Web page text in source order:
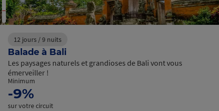
12 jours / 9 nuits
Balade à Bali
Les paysages naturels et grandioses de Bali vont vous
émerveiller !
Minimum
-9%
sur votre circuit